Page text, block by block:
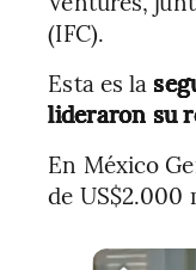
(IFC).
Esta es la
lideraron su
En México
de US$2.000